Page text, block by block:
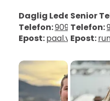
Daglig Leder
Telefon:90965009
Epost:
Senior
Telefon:
Epost: